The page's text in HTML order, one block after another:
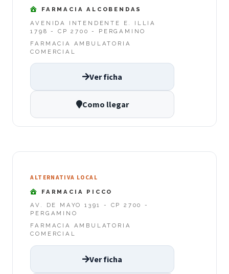
FARMACIA ALCOBENDAS
AVENIDA INTENDENTE E. ILLIA
1798 - CP 2700 - PERGAMINO
FARMACIA AMBULATORIA
COMERCIAL
Ver ficha
Como llegar
ALTERNATIVA LOCAL
FARMACIA PICCO
AV. DE MAYO 1391 - CP 2700 -
PERGAMINO
FARMACIA AMBULATORIA
COMERCIAL
Ver ficha